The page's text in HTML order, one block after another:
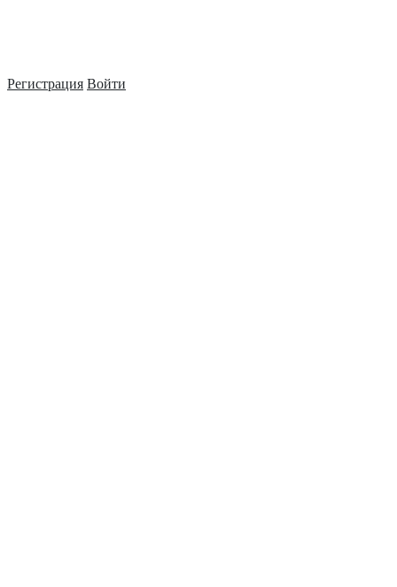
Регистрация Войти